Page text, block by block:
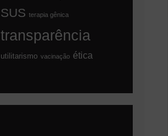
SUS terapia gênica
transparência
utilitarismo vacinação ética